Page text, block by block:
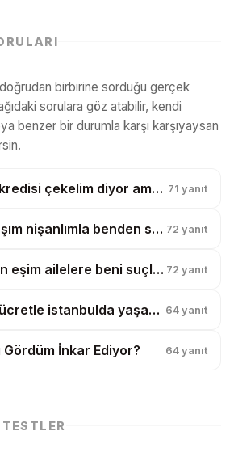
birbirine sorduğu gerçek
sorulara göz atabilir, kendi
benzer bir durumla karşı karşıyaysan
nişanlım düğün kredisi çekelim diyor ama taksitler benim maaşımdan ödenecekmiş? 71 yanıt
en yakın arkadaşım nişanlımla benden samimi, bunu görmemem mi gerekiyor? 72 yanıt
çocuk istemeyen eşim ailelere beni suçlu gösterdi, bunu nasıl sindireyim? 72 yanıt
nişanlım asgari ücretle istanbulda yaşamak istiyor ben delirmek üzereyim? 64 yanıt
Gördüm İnkar Ediyor? 64 yanıt